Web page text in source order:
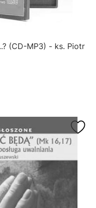
(CD-MP3) - ks. Piotr